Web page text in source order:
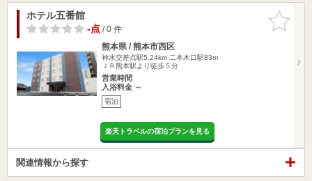
お気に入
りに追加
ホテル五番館
-点/ 0 件
熊本県 / 熊本市西区
神水交差点駅5.24km 二本木口駅83m
ＪＲ熊本駅より徒歩５分
営業時間
入浴料金 ～
宿泊
楽天トラベルの宿泊プランを見る
関連情報から探す